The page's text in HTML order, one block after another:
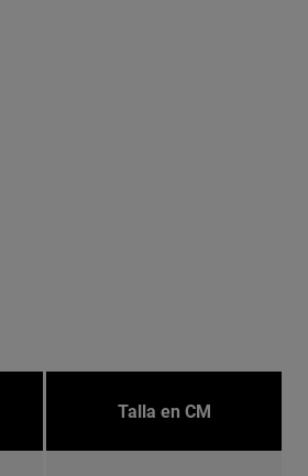
Talla en CM